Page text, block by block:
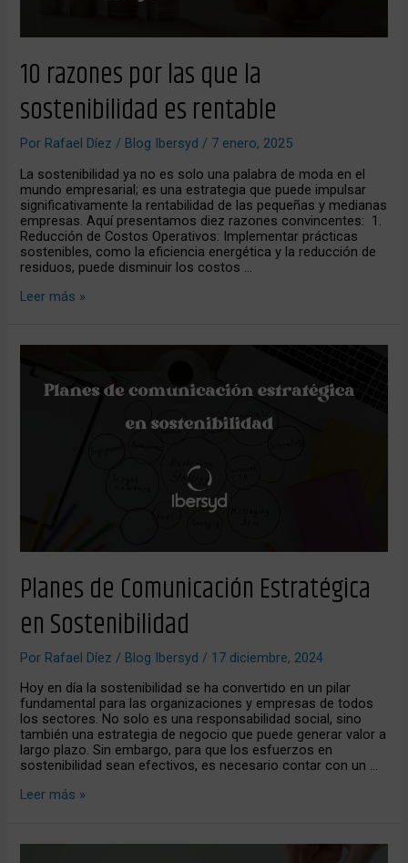
10 razones por las que la
sostenibilidad es rentable
Por Rafael Díez/ Blog Ibersyd / 7 enero, 2025
La sostenibilidad ya no es solo una palabra de moda en el
mundo empresarial; es una estrategia que puede impulsar
significativamente la rentabilidad de las pequeñas y medianas
empresas. Aquí presentamos diez razones convincentes: 1.
Reducción de Costos Operativos: Implementar prácticas
sostenibles, como la eficiencia energética y la reducción de
residuos, puede disminuir los costos …
Leer más »
Planes de Comunicación Estratégica
en Sostenibilidad
Por Rafael Díez/ Blog Ibersyd / 17 diciembre, 2024
Hoy en día la sostenibilidad se ha convertido en un pilar
fundamental para las organizaciones y empresas de todos
los sectores. No solo es una responsabilidad social, sino
también una estrategia de negocio que puede generar valor a
largo plazo. Sin embargo, para que los esfuerzos en
sostenibilidad sean efectivos, es necesario contar con un …
Comunicación
Estratégica
Leer más »